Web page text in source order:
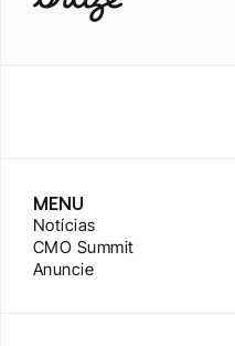
MENU
Notícias
CMO Summit
Anuncie